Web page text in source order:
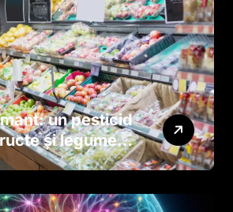
un pesticid
și legume
dezvoltarea
naștere